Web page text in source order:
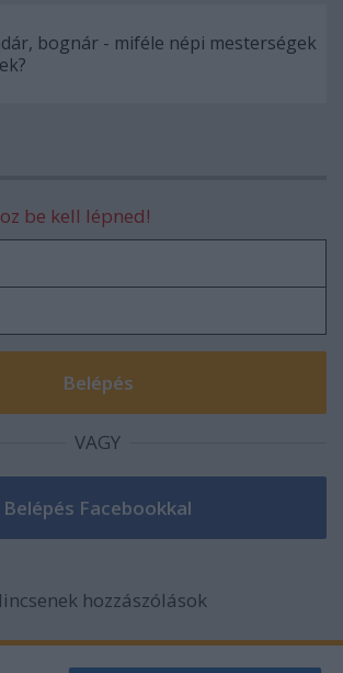
bognár - miféle népi mesterségek
be kell lépned!
VAGY
hozzászólások